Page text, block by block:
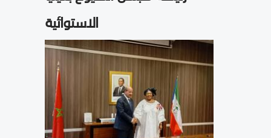
الاستوائية